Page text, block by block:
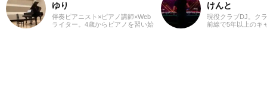
ゆり
伴奏ピアニスト×ピアノ講師×Web
ライター。4歳からピアノを習い始
けんと
現役クラブDJ。ク
前線で5年以上のキ